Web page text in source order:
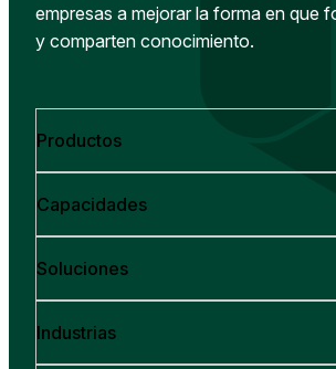
empresas a mejorar la forma en que
y comparten conocimiento.
Productos
Capacidades
Soluciones
Industrias